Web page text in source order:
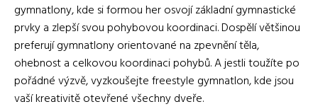
gymnatlony, kde si formou her osvojí základní gymnastické
prvky a zlepší svou pohybovou koordinaci. Dospělí většinou
preferují gymnatlony orientované na zpevnění těla,
ohebnost a celkovou koordinaci pohybů. A jestli toužíte po
pořádné výzvě, vyzkoušejte freestyle gymnatlon, kde jsou
vaší kreativitě otevřené všechny dveře.